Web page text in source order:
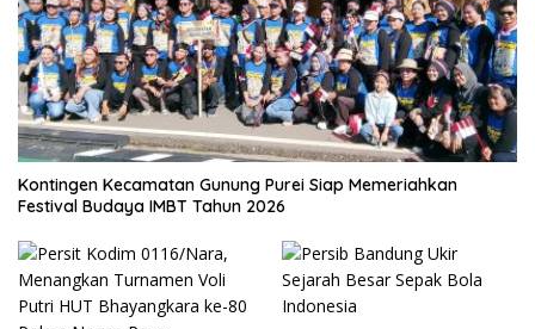
Kontingen Kecamatan Gunung Purei Siap Memeriahkan
Festival Budaya IMBT Tahun 2026